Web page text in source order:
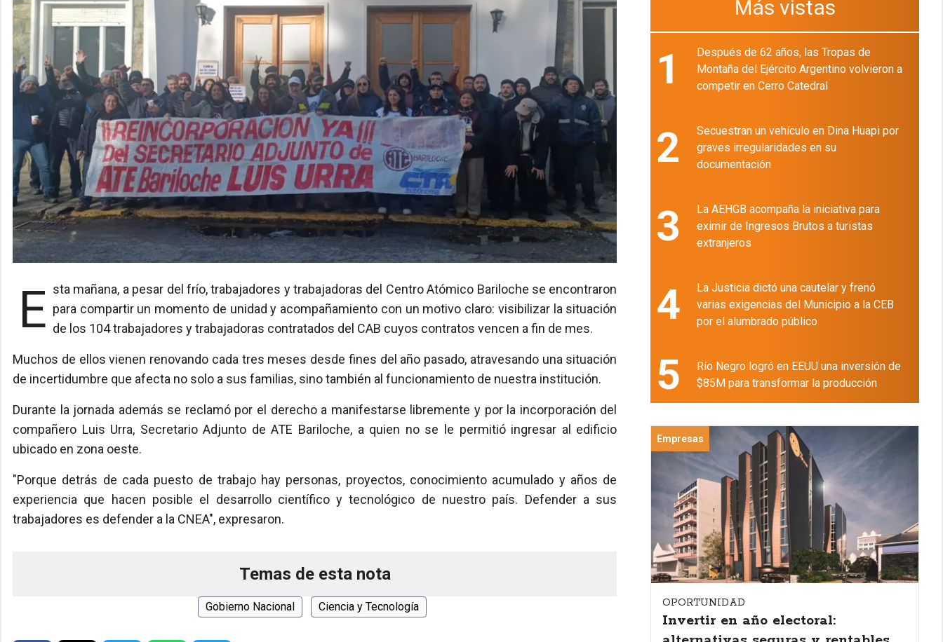
Esta mañana, a pesar del frío, trabajadores y trabajadoras del Centro Atómico Bariloche se encontraron para compartir un momento de unidad y acompañamiento con un motivo claro: visibilizar la situación
de los 104 trabajadores y trabajadoras contratados del CAB cuyos contratos vencen a fin de mes.
Muchos de ellos vienen renovando cada tres meses desde fines del año pasado, atravesando una situación
de incertidumbre que afecta no solo a sus familias, sino también al funcionamiento de nuestra institución.
Durante la jornada además se reclamó por el derecho a manifestarse libremente y por la incorporación del
compañero Luis Urra, Secretario Adjunto de ATE Bariloche, a quien no se le permitió ingresar al edificio
ubicado en zona oeste.
"Porque detrás de cada puesto de trabajo hay personas, proyectos, conocimiento acumulado y años de
experiencia que hacen posible el desarrollo científico y tecnológico de nuestro país. Defender a sus
trabajadores es defender a la CNEA", expresaron.
Temas de esta nota
Gobierno Nacional Ciencia y Tecnología
Más vistas
1
Después de 62 años, las Tropas de
Montaña del Ejército Argentino volvieron a
competir en Cerro Catedral
2
Secuestran un vehículo en Dina Huapi por
graves irregularidades en su
documentación
3
La AEHGB acompaña la iniciativa para
eximir de Ingresos Brutos a turistas
extranjeros
4
La Justicia dictó una cautelar y frenó
varias exigencias del Municipio a la CEB
por el alumbrado público
5
Río Negro logró en EEUU una inversión de
$85M para transformar la producción
Empresas
OPORTUNIDAD
Invertir en año electoral: